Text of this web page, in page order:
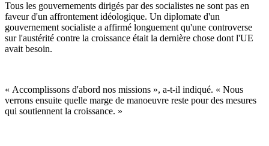
Tous les gouvernements dirigés par des socialistes ne sont pas en
faveur d'un affrontement idéologique. Un diplomate d'un
gouvernement socialiste a affirmé longuement qu'une controverse
sur l'austérité contre la croissance était la dernière chose dont l'UE
avait besoin.
« Accomplissons d'abord nos missions », a-t-il indiqué. « Nous
verrons ensuite quelle marge de manoeuvre reste pour des mesures
qui soutiennent la croissance. »